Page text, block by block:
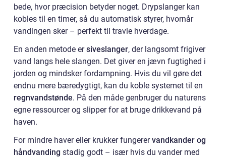
bede, hvor præcision betyder noget. Drypslanger kan
kobles til en timer, så du automatisk styrer, hvornår
vandingen sker – perfekt til travle hverdage.
En anden metode ersiveslanger, der langsomt frigiver
vand langs hele slangen. Det giver en jævn fugtighed i
jorden og mindsker fordampning. Hvis du vil gøre det
endnu mere bæredygtigt, kan du koble systemet til en
regnvandstønde. På den måde genbruger du naturens
egne ressourcer og slipper for at bruge drikkevand på
haven.
For mindre haver eller krukker fungerervandkander og
håndvanding stadig godt – især hvis du vander med